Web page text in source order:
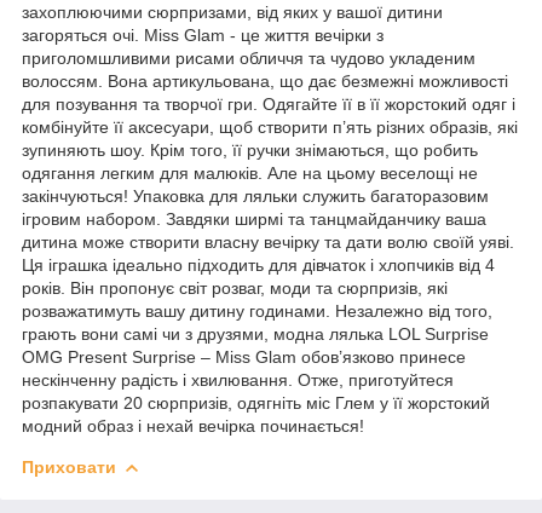
захоплюючими сюрпризами, від яких у вашої дитини
загоряться очі. Miss Glam - це життя вечірки з
приголомшливими рисами обличчя та чудово укладеним
волоссям. Вона артикульована, що дає безмежні можливості
для позування та творчої гри. Одягайте її в її жорстокий одяг і
комбінуйте її аксесуари, щоб створити п’ять різних образів, які
зупиняють шоу. Крім того, її ручки знімаються, що робить
одягання легким для малюків. Але на цьому веселощі не
закінчуються! Упаковка для ляльки служить багаторазовим
ігровим набором. Завдяки ширмі та танцмайданчику ваша
дитина може створити власну вечірку та дати волю своїй уяві.
Ця іграшка ідеально підходить для дівчаток і хлопчиків від 4
років. Він пропонує світ розваг, моди та сюрпризів, які
розважатимуть вашу дитину годинами. Незалежно від того,
грають вони самі чи з друзями, модна лялька LOL Surprise
OMG Present Surprise – Miss Glam обов’язково принесе
нескінченну радість і хвилювання. Отже, приготуйтеся
розпакувати 20 сюрпризів, одягніть міс Глем у її жорстокий
модний образ і нехай вечірка починається!
Приховати